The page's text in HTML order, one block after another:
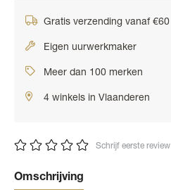
Gratis verzending vanaf €60
Eigen uurwerkmaker
Meer dan 100 merken
4 winkels in Vlaanderen
Schrijf eerste review
Omschrijving